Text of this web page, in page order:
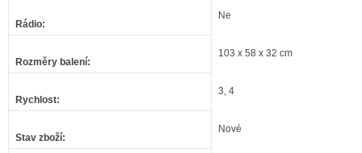
Rádio:
Ne
Rozměry balení:
103 x 58 x 32 cm
Rychlost:
3, 4
Stav zboží:
Nové